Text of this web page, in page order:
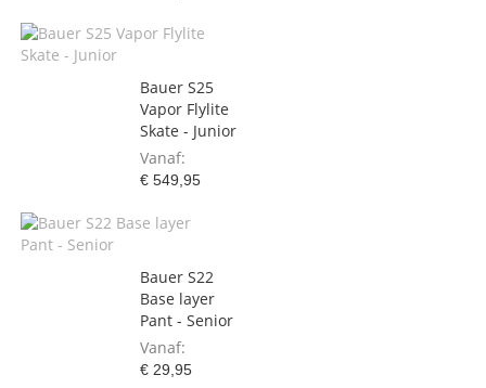
Bauer S25
Vapor Flylite
Skate - Junior
Vanaf
€ 549,95
Bauer S22
Base layer
Pant - Senior
Vanaf
€ 29,95